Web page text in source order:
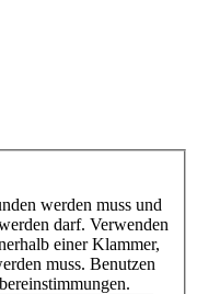
werden muss und
darf. Verwenden
einer Klammer,
muss. Benutzen